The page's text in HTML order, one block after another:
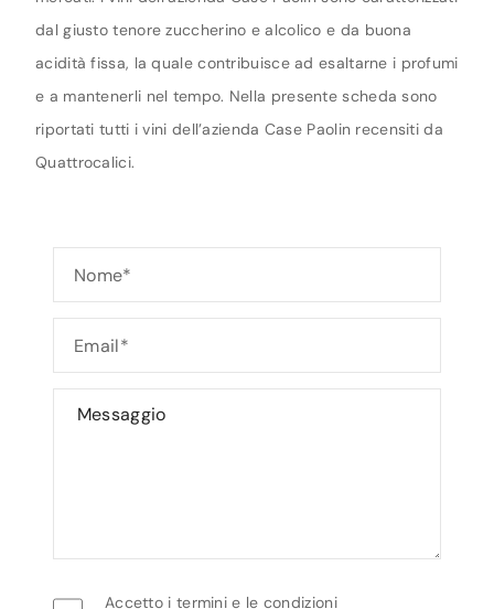
dal giusto tenore zuccherino e alcolico e da buona
acidità fissa, la quale contribuisce ad esaltarne i profumi
e a mantenerli nel tempo. Nella presente scheda sono
riportati tutti i vini dell’azienda Case Paolin recensiti da
Quattrocalici.
Accetto i termini e le condizioni